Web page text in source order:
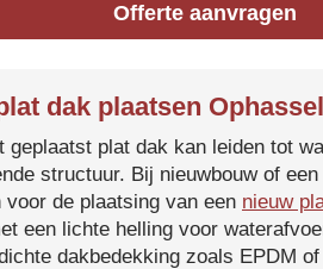
Offerte aanvragen
dak plaatsen
geplaatst plat dak kan leiden tot
structuur. Bij nieuwbouw of
voor de plaatsing van een nieuw
een lichte helling voor
dakbedekking zoals EPDM of